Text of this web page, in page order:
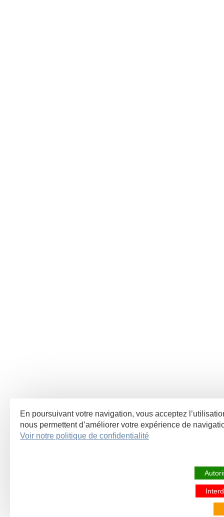
En poursuivant votre navigation, vous acceptez
nous permettent d’améliorer votre expérience de
Voir notre politique de confidentialité